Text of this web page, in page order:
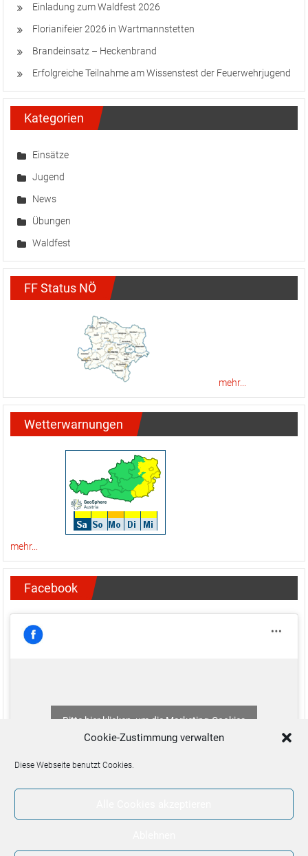
Cookie-Zustimmung verwalten
Diese Webseite benutzt Cookies.
Einladung zum Waldfest 2026
Florianifeier 2026 in Wartmannstetten
Brandeinsatz – Heckenbrand
Erfolgreiche Teilnahme am Wissenstest der Feuerwehrjugend
Kategorien
Einsätze
Jugend
News
Übungen
Waldfest
FF Status NÖ
mehr...
Wetterwarnungen
mehr...
Facebook
Bitte hier klicken, um die Marketing-Cookies
zu akzeptieren und diesen Inhalt zu aktivieren